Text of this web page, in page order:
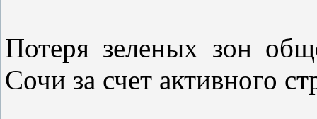
Потеря зеленых зон
Сочи за счет активного